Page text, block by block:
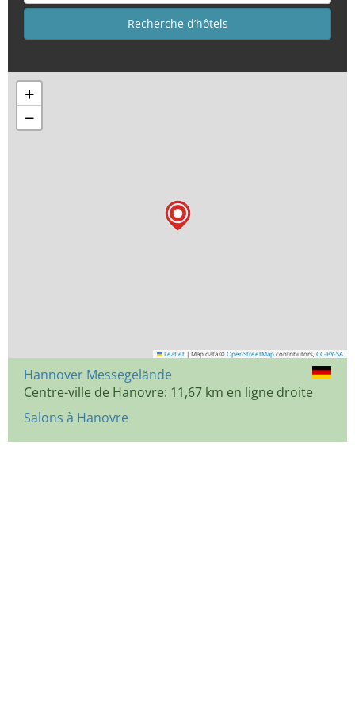
+
−
Leaflet | Map data © OpenStreetMap contributors, CC-BY-SA
Hannover Messegelände
Centre-ville de Hanovre: 11,67 km en ligne droite
Salons à Hanovre